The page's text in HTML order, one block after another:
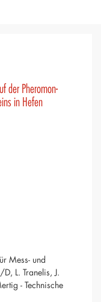
der Pheromon-
in Hefen
Mess- und
L. Tranelis, J.
- Technische